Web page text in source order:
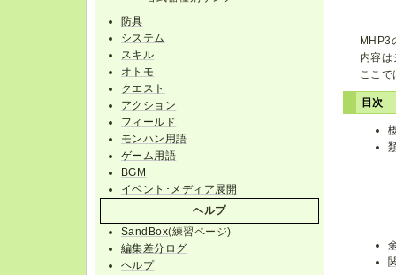
MHP3
内容は
ここ
目次
防具
システム
スキル
オトモ
クエスト
アクション
フィールド
モンハン用語
ゲーム用語
BGM
イベント･メディア展開
ヘルプ
SandBox(練習ページ)
編集差分ログ
ヘルプ